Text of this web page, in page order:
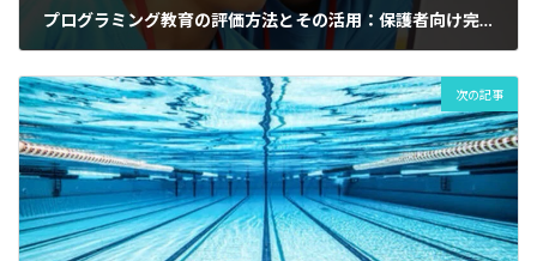
プログラミング教育の評価方法とその活用：保護者向け完全ガイド|府中市のClover Hill小学生向け人気のMinecraftプログラミング教室
次の記事